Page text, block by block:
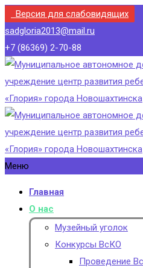
Версия для слабовидящих
sadgloria2013@mail.ru
+7 (86369) 2-70-88
Меню
Главная
О нас
Музейный уголок
Конкурсы ВсКО
Проведение